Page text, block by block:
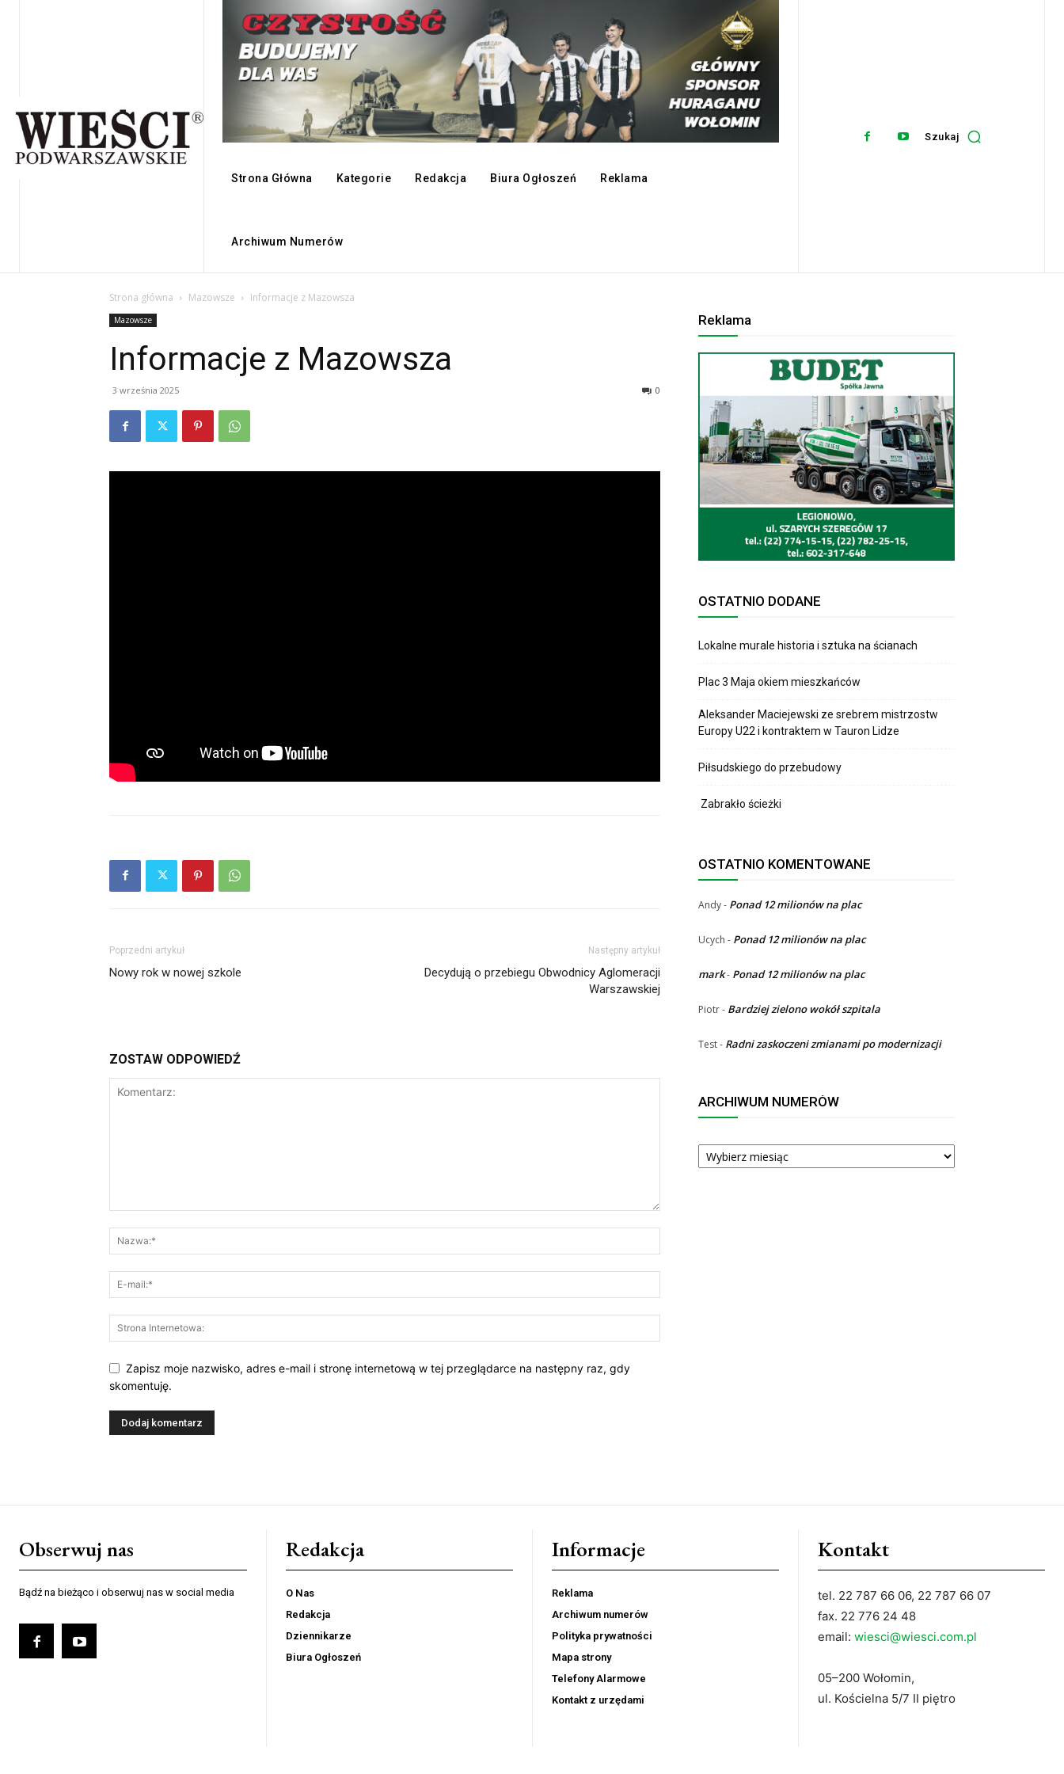
Strona Główna Kategorie Redakcja Biura Ogłoszeń Reklama
Archiwum Numerów
Szukaj
Strona główna Mazowsze Informacje z Mazowsza
Mazowsze
Informacje z Mazowsza
3 września 2025 0
Poprzedni artykuł
Nowy rok w nowej szkole
Następny artykuł
Decydują o przebiegu Obwodnicy Aglomeracji
Warszawskiej
ZOSTAW ODPOWIEDŹ
Zapisz moje nazwisko, adres e-mail i stronę internetową w tej przeglądarce na następny raz, gdy
skomentuję.
Reklama
OSTATNIO DODANE
Lokalne murale historia i sztuka na ścianach
Plac 3 Maja okiem mieszkańców
Aleksander Maciejewski ze srebrem mistrzostw
Europy U22 i kontraktem w Tauron Lidze
Piłsudskiego do przebudowy
Zabrakło ścieżki
OSTATNIO KOMENTOWANE
Andy- Ponad 12 milionów na plac
Ucych - Ponad 12 milionów na plac
mark- Ponad 12 milionów na plac
Piotr- Bardziej zielono wokół szpitala
Test- Radni zaskoczeni zmianami po modernizacji
ARCHIWUM NUMERÓW
ARCHIWUM
NUMERÓW
Obserwuj nas
Bądź na bieżąco i obserwuj nas w social media
Redakcja
O Nas
Redakcja
Dziennikarze
Biura Ogłoszeń
Informacje
Reklama
Archiwum numerów
Polityka prywatności
Mapa strony
Telefony Alarmowe
Kontakt z urzędami
Kontakt
tel. 22 787 66 06, 22 787 66 07
fax. 22 776 24 48
email: wiesci@wiesci.com.pl
05–200 Wołomin,
ul. Kościelna 5/7 II piętro